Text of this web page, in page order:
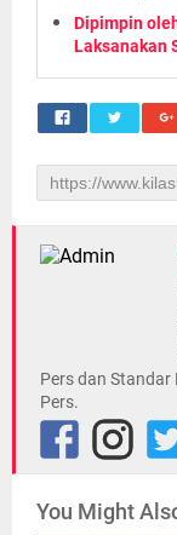
Dipimpin
Laksanakan
Pers dan
Pers.
You Might